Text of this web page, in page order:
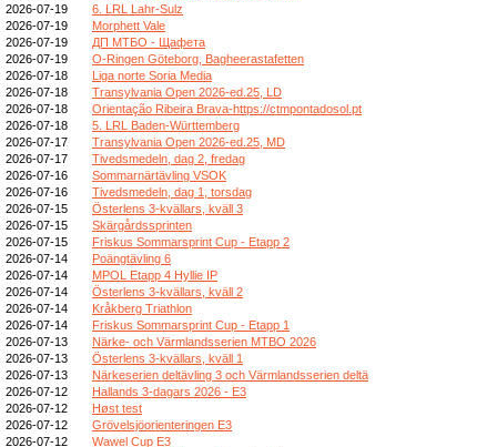
2026-07-19
6. LRL Lahr-Sulz
2026-07-19
Morphett Vale
2026-07-19
ДП МТБО - Щафета
2026-07-19
O-Ringen Göteborg, Bagheerastafetten
2026-07-18
Liga norte Soria Media
2026-07-18
Transylvania Open 2026-ed.25, LD
2026-07-18
Orientação Ribeira Brava-https://ctmpontadosol.pt
2026-07-18
5. LRL Baden-Württemberg
2026-07-17
Transylvania Open 2026-ed.25, MD
2026-07-17
Tivedsmedeln, dag 2, fredag
2026-07-16
Sommarnärtävling VSOK
2026-07-16
Tivedsmedeln, dag 1, torsdag
2026-07-15
Österlens 3-kvällars, kväll 3
2026-07-15
Skärgårdssprinten
2026-07-15
Friskus Sommarsprint Cup - Etapp 2
2026-07-14
Poängtävling 6
2026-07-14
MPOL Etapp 4 Hyllie IP
2026-07-14
Österlens 3-kvällars, kväll 2
2026-07-14
Kråkberg Triathlon
2026-07-14
Friskus Sommarsprint Cup - Etapp 1
2026-07-13
Närke- och Värmlandsserien MTBO 2026
2026-07-13
Österlens 3-kvällars, kväll 1
2026-07-13
Närkeserien deltävling 3 och Värmlandsserien deltä
2026-07-12
Hallands 3-dagars 2026 - E3
2026-07-12
Høst test
2026-07-12
Grövelsjöorienteringen E3
2026-07-12
Wawel Cup E3